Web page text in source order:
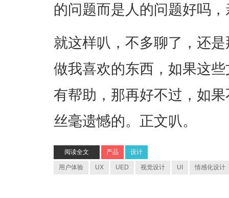
的问题而是人的问题好吗
就这样叭，不多聊了，还
做我喜欢的东西，如果这
有帮助，那再好不过，如
丝毫遗憾的。正文叭。
阅读全文 产品 设计
用户体验 UX UED 视觉设计 UI 情感化设计